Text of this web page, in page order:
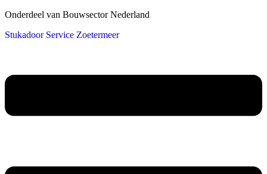
Onderdeel van Bouwsector Nederland
Stukadoor Service Zoetermeer